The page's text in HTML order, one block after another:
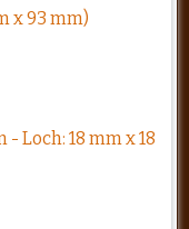
x 93 mm)
Loch: 18 mm x 18